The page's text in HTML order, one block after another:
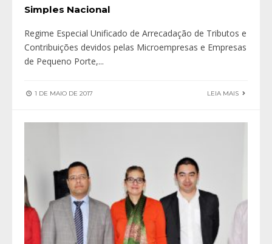
Simples Nacional
Regime Especial Unificado de Arrecadação de Tributos e
Contribuições devidos pelas Microempresas e Empresas
de Pequeno Porte,...
1 DE MAIO DE 2017 LEIA MAIS